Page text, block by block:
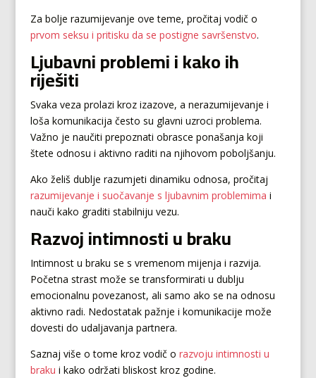
Za bolje razumijevanje ove teme, pročitaj vodič o
prvom seksu i pritisku da se postigne savršenstvo.
Ljubavni problemi i kako ih
riješiti
Svaka veza prolazi kroz izazove, a nerazumijevanje i
loša komunikacija često su glavni uzroci problema.
Važno je naučiti prepoznati obrasce ponašanja koji
štete odnosu i aktivno raditi na njihovom poboljšanju.
Ako želiš dublje razumjeti dinamiku odnosa, pročitaj
razumijevanje i suočavanje s ljubavnim problemima i
nauči kako graditi stabilniju vezu.
Razvoj intimnosti u braku
Intimnost u braku se s vremenom mijenja i razvija.
Početna strast može se transformirati u dublju
emocionalnu povezanost, ali samo ako se na odnosu
aktivno radi. Nedostatak pažnje i komunikacije može
dovesti do udaljavanja partnera.
Saznaj više o tome kroz vodič o razvoju intimnosti u
braku i kako održati bliskost kroz godine.